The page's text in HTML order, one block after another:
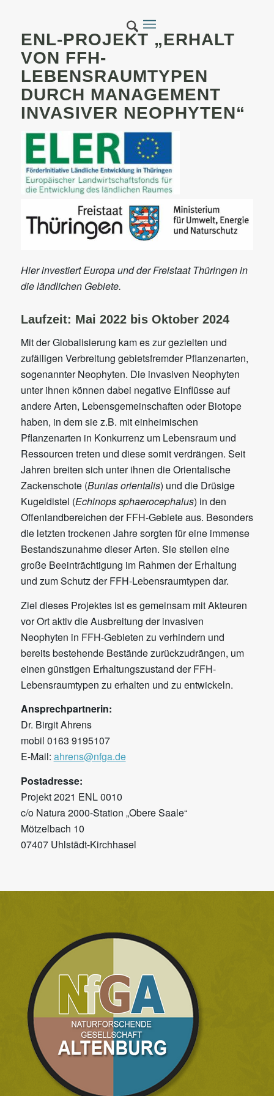
ENL-PROJEKT „ERHALT
VON FFH-
LEBENSRAUMTYPEN
DURCH MANAGEMENT
INVASIVER NEOPHYTEN“
Hier investiert Europa und der Freistaat Thüringen in
die ländlichen Gebiete.
Laufzeit: Mai 2022 bis Oktober 2024
Mit der Globalisierung kam es zur gezielten und
zufälligen Verbreitung gebietsfremder Pflanzenarten,
sogenannter Neophyten. Die invasiven Neophyten
unter ihnen können dabei negative Einflüsse auf
andere Arten, Lebensgemeinschaften oder Biotope
haben, in dem sie z.B. mit einheimischen
Pflanzenarten in Konkurrenz um Lebensraum und
Ressourcen treten und diese somit verdrängen. Seit
Jahren breiten sich unter ihnen die Orientalische
Zackenschote (Bunias orientalis) und die Drüsige
Kugeldistel (Echinops sphaerocephalus) in den
Offenlandbereichen der FFH-Gebiete aus. Besonders
die letzten trockenen Jahre sorgten für eine immense
Bestandszunahme dieser Arten. Sie stellen eine
große Beeinträchtigung im Rahmen der Erhaltung
und zum Schutz der FFH-Lebensraumtypen dar.
Ziel dieses Projektes ist es gemeinsam mit Akteuren
vor Ort aktiv die Ausbreitung der invasiven
Neophyten in FFH-Gebieten zu verhindern und
bereits bestehende Bestände zurückzudrängen, um
einen günstigen Erhaltungszustand der FFH-
Lebensraumtypen zu erhalten und zu entwickeln.
Ansprechpartnerin:
Dr. Birgit Ahrens
mobil 0163 9195107
E-Mail: ahrens@nfga.de
Postadresse:
Projekt 2021 ENL 0010
c/o Natura 2000-Station „Obere Saale“
Mötzelbach 10
07407 Uhlstädt-Kirchhasel